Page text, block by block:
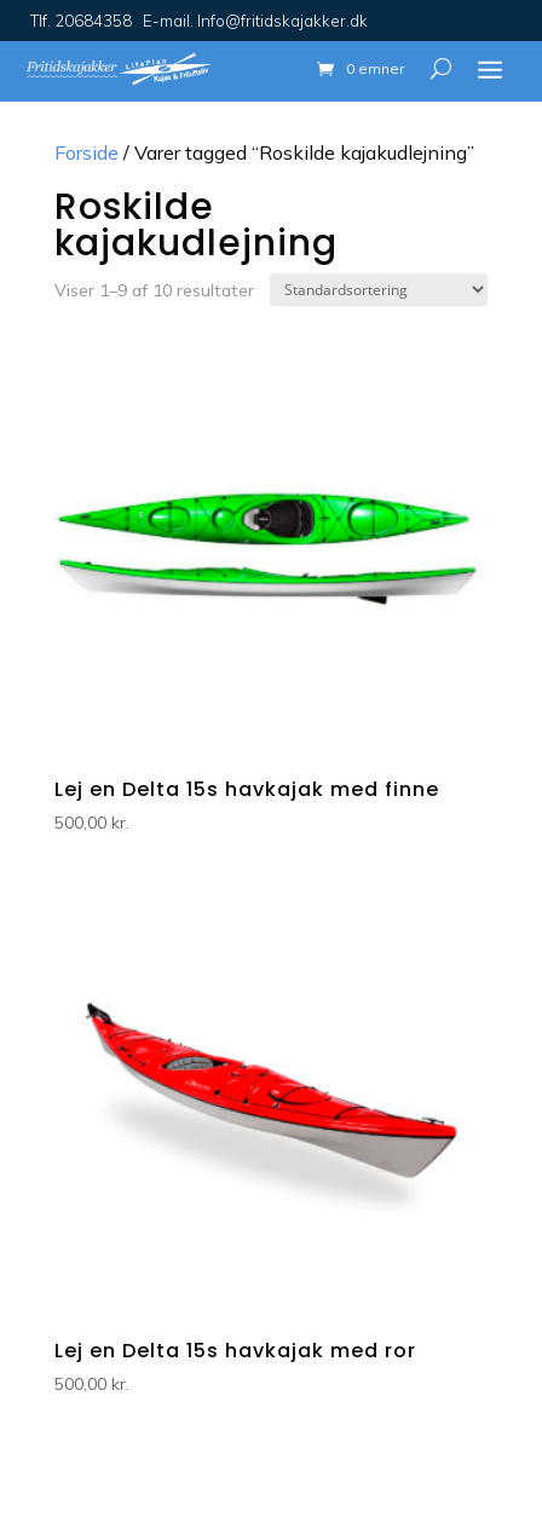
Tlf. 20684358 E-mail. Info@fritidskajakker.dk
0 emner
Forside / Varer tagged “Roskilde kajakudlejning”
Roskilde
kajakudlejning
Viser 1–9 af 10 resultater
Lej en Delta 15s havkajak med finne
500,00 kr.
Lej en Delta 15s havkajak med ror
500,00 kr.